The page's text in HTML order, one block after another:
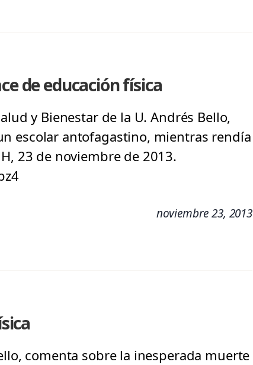
de educación física
y Bienestar de la U. Andrés Bello,
escolar antofagastino, mientras rendía
23 de noviembre de 2013.
noviembre 23, 2013
comenta sobre la inesperada muerte